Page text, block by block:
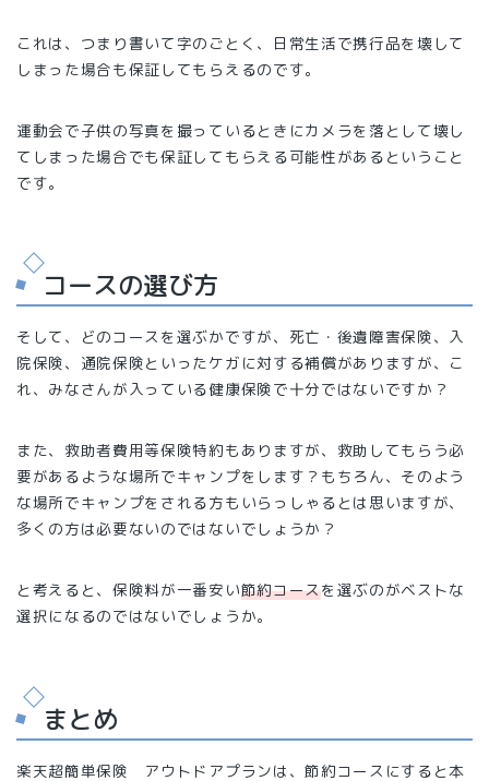
これは、つまり書いて字のごとく、日常生活で携行品を壊して
しまった場合も保証してもらえるのです。
運動会で子供の写真を撮っているときにカメラを落として壊し
てしまった場合でも保証してもらえる可能性があるということ
です。
コースの選び方
そして、どのコースを選ぶかですが、死亡・後遺障害保険、入
院保険、通院保険といったケガに対する補償がありますが、こ
れ、みなさんが入っている健康保険で十分ではないですか？
また、救助者費用等保険特約もありますが、救助してもらう必
要があるような場所でキャンプをします？もちろん、そのよう
な場所でキャンプをされる方もいらっしゃるとは思いますが、
多くの方は必要ないのではないでしょうか？
と考えると、保険料が一番安い節約コースを選ぶのがベストな
選択になるのではないでしょうか。
まとめ
楽天超簡単保険 アウトドアプランは、節約コースにすると本